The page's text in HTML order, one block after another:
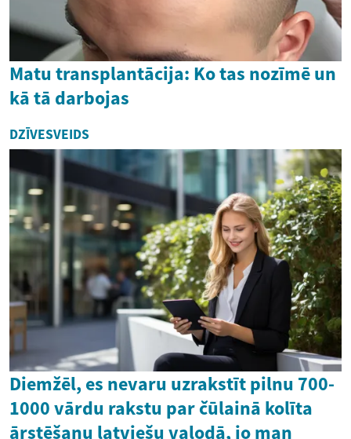
Matu transplantācija: Ko tas nozīmē un
kā tā darbojas
DZĪVESVEIDS
Diemžēl, es nevaru uzrakstīt pilnu 700-
1000 vārdu rakstu par čūlainā kolīta
ārstēšanu latviešu valodā, jo man